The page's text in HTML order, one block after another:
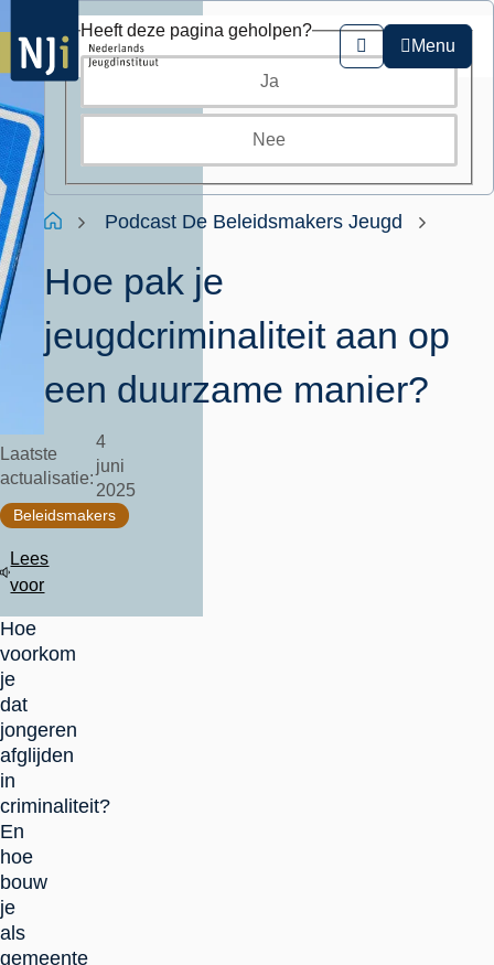
Overslaan
en
naar
de
inhoud
gaan
Zoeken
Menu
Kruimelpad
HomePodcast De Beleidsmakers Jeugd
Hoe pak je
jeugdcriminaliteit aan op
een duurzame manier?
Laatste
actualisatie
4
juni
2025
Beleidsmakers
Lees
voor
Hoe
voorkom
je
dat
jongeren
afglijden
in
criminaliteit?
En
hoe
bouw
je
als
gemeente
Heeft deze pagina geholpen?
Ja
Nee